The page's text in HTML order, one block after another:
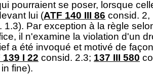
pourraient se poser, lorsque
lui (ATF 140 III 86 consid.
1.3). Par exception à la règle
il n'examine la violation d'un
a été invoqué et motivé de
139 I 22 consid. 2.3; 137 III 580
fine).